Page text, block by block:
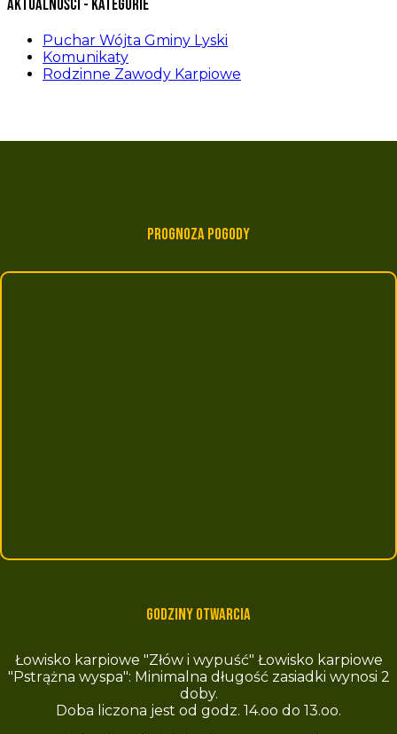
Aktualności - kategorie
Puchar Wójta Gminy Lyski
Komunikaty
Rodzinne Zawody Karpiowe
Prognoza pogody
Godziny otwarcia
Łowisko karpiowe "Złów i wypuść" Łowisko karpiowe
"Pstrążna wyspa": Minimalna długość zasiadki wynosi 2
doby.
Doba liczona jest od godz. 14.oo do 13.oo.